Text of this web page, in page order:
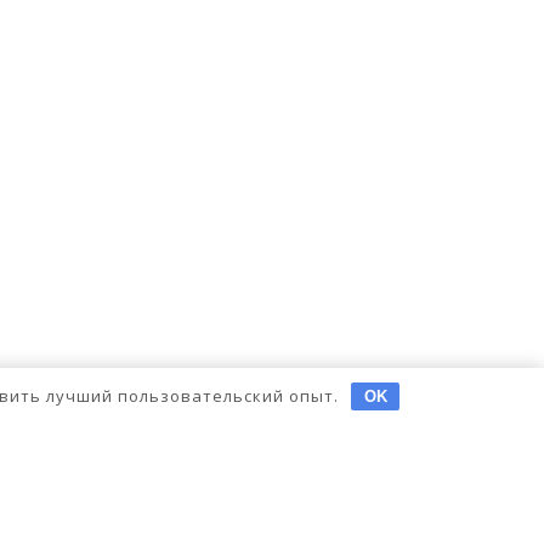
лучший пользовательский опыт. OK